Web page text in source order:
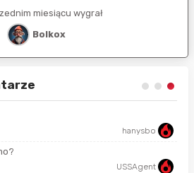
miesiącu wygrał
Bolkox
hanysbo
USSAgent